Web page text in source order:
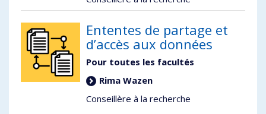
Ententes de partage et
d’accès aux données
Pour toutes les facultés
Rima Wazen
Conseillère à la recherche